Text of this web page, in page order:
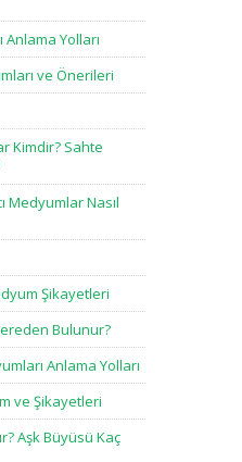
Anlama Yolları
ve Önerileri
Kimdir? Sahte
Medyumlar Nasıl
Şikayetleri
Bulunur?
Anlama Yolları
ve Şikayetleri
Aşk Büyüsü Kaç